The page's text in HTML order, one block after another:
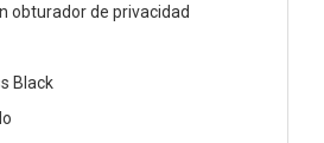
obturador de privacidad
Black